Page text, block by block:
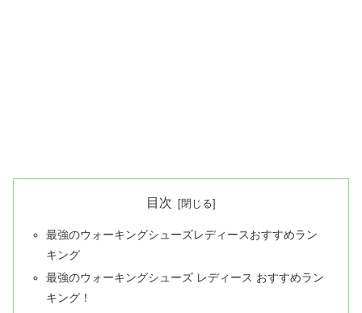
目次
最強のウォーキングシューズレディースおすすめラン
キング
最強のウォーキングシューズ レディース おすすめラン
キング！